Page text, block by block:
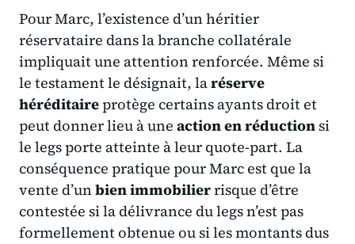
Pour Marc, l’existence d’un héritier
réservataire dans la branche collatérale
impliquait une attention renforcée. Même si
le testament le désignait, laréserve
héréditaireprotège certains ayants droit et
peut donner lieu à une action en réduction si
le legs porte atteinte à leur quote-part. La
conséquence pratique pour Marc est que la
vente d’unbien immobilierrisque d’être
contestée si la délivrance du legs n’est pas
formellement obtenue ou si les montants dus